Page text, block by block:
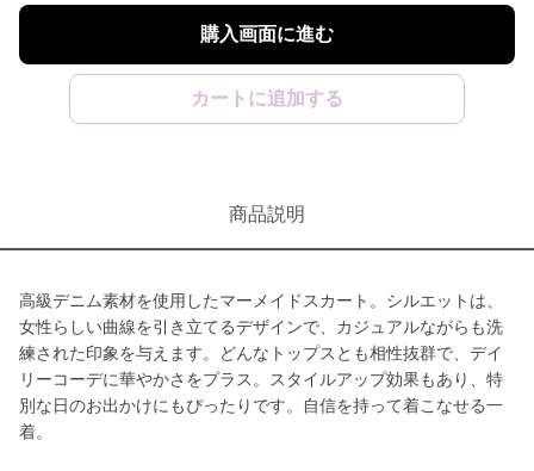
購入画面に進む
カートに追加する
商品説明
高級デニム素材を使用したマーメイドスカート。シルエットは、
女性らしい曲線を引き立てるデザインで、カジュアルながらも洗
練された印象を与えます。どんなトップスとも相性抜群で、デイ
リーコーデに華やかさをプラス。スタイルアップ効果もあり、特
別な日のお出かけにもぴったりです。自信を持って着こなせる一
着。